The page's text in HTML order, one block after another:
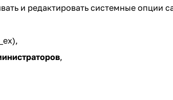
и редактировать системные опции
,